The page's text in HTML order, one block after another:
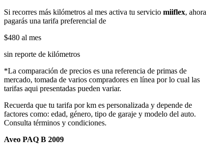
Si recorres más kilómetros al mes activa tu servicio miiflex, ahora
pagarás una tarifa preferencial de
$480 al mes
sin reporte de kilómetros
*La comparación de precios es una referencia de primas de
mercado, tomada de varios compradores en línea por lo cual las
tarifas aqui presentadas pueden variar.
Recuerda que tu tarifa por km es personalizada y depende de
factores como: edad, género, tipo de garaje y modelo del auto.
Consulta términos y condiciones.
Aveo PAQ B 2009